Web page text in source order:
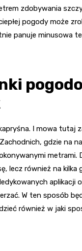
zdobywania
pogody może
panuje minusowa
I mowa tutaj
gdzie na
lecz również na
aplikacji
W ten sposób
również w jaki